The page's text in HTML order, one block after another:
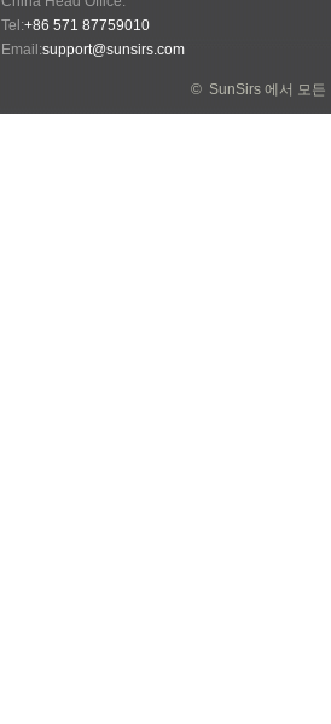
Tel:+86 571 87759010
Email:support@sunsirs.com
© SunSirs 에서 모